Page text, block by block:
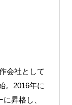
会社として
。2016年に
昇格し、